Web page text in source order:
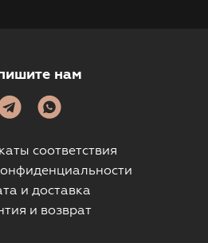
нам
соответствия
и доставка
и возврат